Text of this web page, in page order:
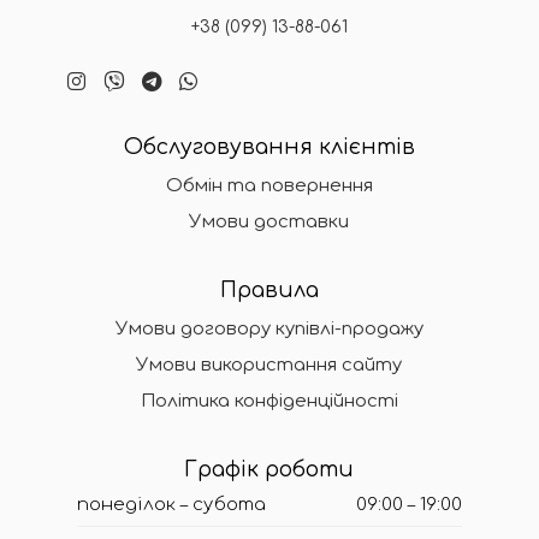
+38 (099) 13-88-061
Обслуговування клієнтів
Обмін та повернення
Умови доставки
Правила
Умови договору купівлі-продажу
Умови використання сайту
Політика конфіденційності
Графік роботи
понеділок – субота 09:00 – 19:00